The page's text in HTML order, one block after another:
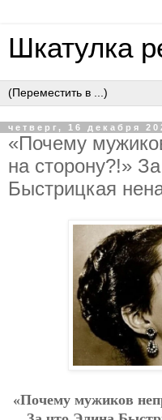
Шкатулка
четверг, 16 декабря
«Почему
на сторону?!»
Быстрицкая
«Почему мужиков